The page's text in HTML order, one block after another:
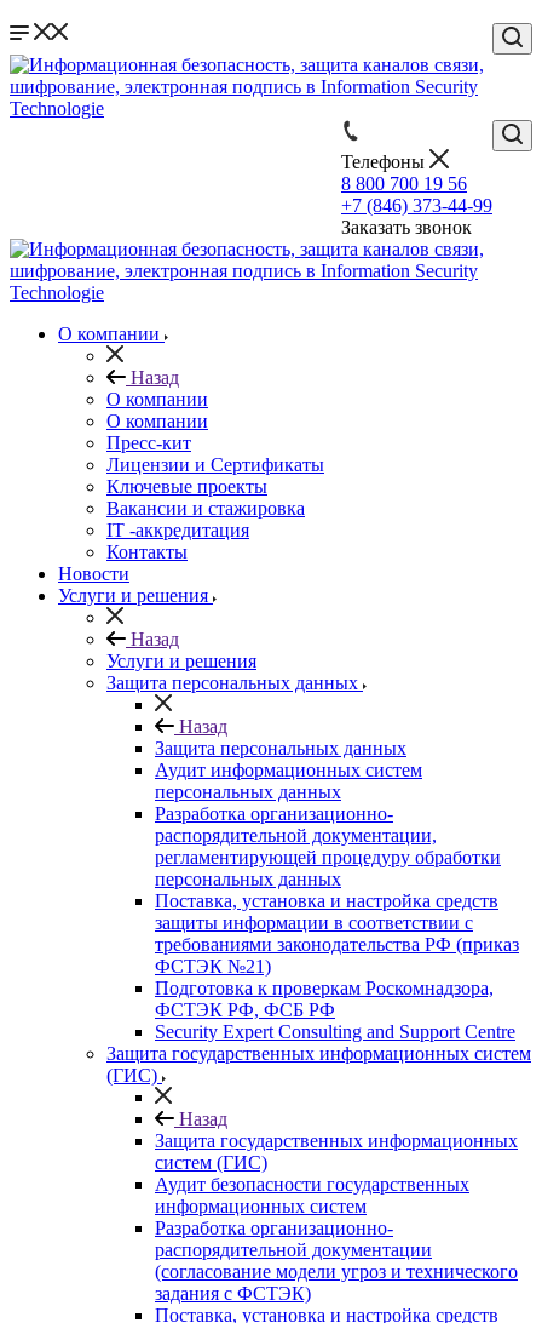
Телефоны
8 800 700 19 56
+7 (846) 373-44-99
Заказать звонок
О компании
Назад
О компании
О компании
Пресс-кит
Лицензии и Сертификаты
Ключевые проекты
Вакансии и стажировка
IT -аккредитация
Контакты
Новости
Услуги и решения
Назад
Услуги и решения
Защита персональных данных
Назад
Защита персональных данных
Аудит информационных систем
персональных данных
Разработка организационно-
распорядительной документации,
регламентирующей процедуру обработки
персональных данных
Поставка, установка и настройка средств
защиты информации в соответствии с
требованиями законодательства РФ (приказ
ФСТЭК №21)
Подготовка к проверкам Роскомнадзора,
ФСТЭК РФ, ФСБ РФ
Security Expert Consulting and Support Centre
Защита государственных информационных систем
(ГИС)
Назад
Защита государственных информационных
систем (ГИС)
Аудит безопасности государственных
информационных систем
Разработка организационно-
распорядительной документации
(согласование модели угроз и технического
задания с ФСТЭК)
Поставка, установка и настройка средств